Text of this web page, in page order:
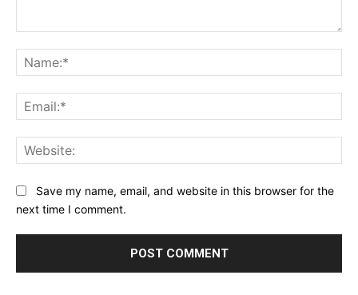
Save my name, email, and website in this browser for the
next time I comment.